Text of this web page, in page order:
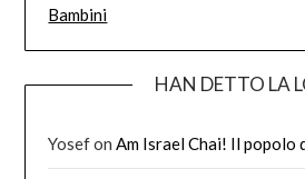
Bambini
HAN DETTO LA
YosefonAm Israel Chai! Il popolo